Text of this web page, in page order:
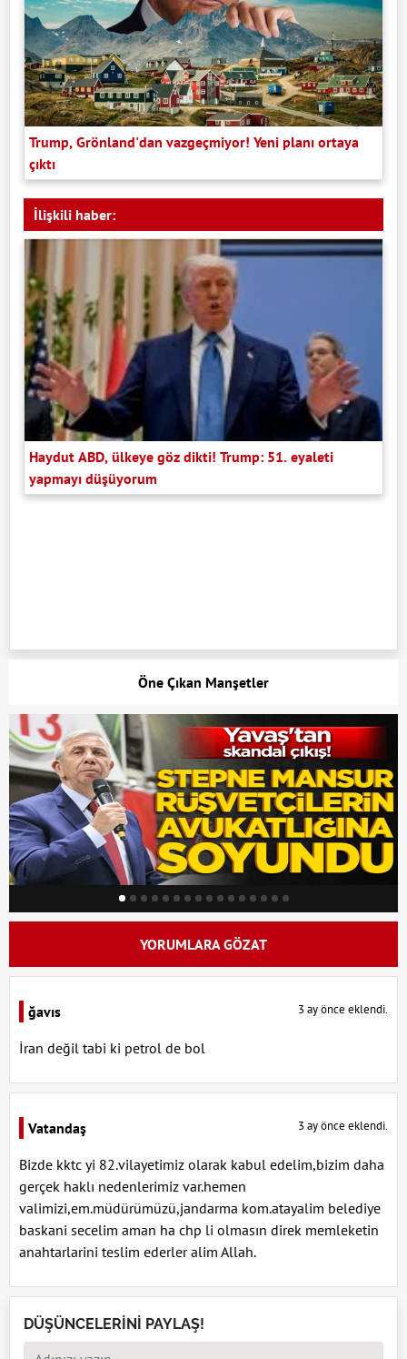
Trump, Grönland'dan vazgeçmiyor! Yeni planı ortaya
çıktı
İlişkili haber:
Haydut ABD, ülkeye göz dikti! Trump: 51. eyaleti
yapmayı düşüyorum
Öne Çıkan Manşetler
YORUMLARA GÖZAT
ğavıs 3 ay önce eklendi.
İran değil tabi ki petrol de bol
Vatandaş 3 ay önce eklendi.
Bizde kktc yi 82.vilayetimiz olarak kabul edelim,bizim daha
gerçek haklı nedenlerimiz var.hemen
valimizi,em.müdürümüzü,jandarma kom.atayalim belediye
baskani secelim aman ha chp li olmasın direk memleketin
anahtarlarini teslim ederler alim Allah.
DÜŞÜNCELERİNİ PAYLAŞ!